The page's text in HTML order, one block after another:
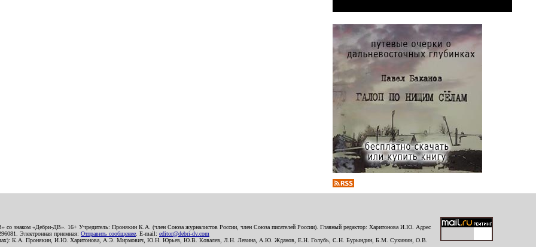
со знаком «Дебри-ДВ». 16+ Учредитель: Пронякин К.А. (член Союза журналистов России, член Союза писателей России). Главный редактор: Харитонова И.Ю. Адрес
Электронная приемная: Отправить сообщение . E-mail: editor@debri-dv.com
началах): К.А. Пронякин, И.Ю. Харитонова, А.Э. Мирмович, Ю.Н. Юрьев, Ю.В. Ковалев, Л.Н. Левина, А.Ю. Жданов, Е.Н. Голубь, С.Н. Бурындин, Б.М. Сухинин, О.В.